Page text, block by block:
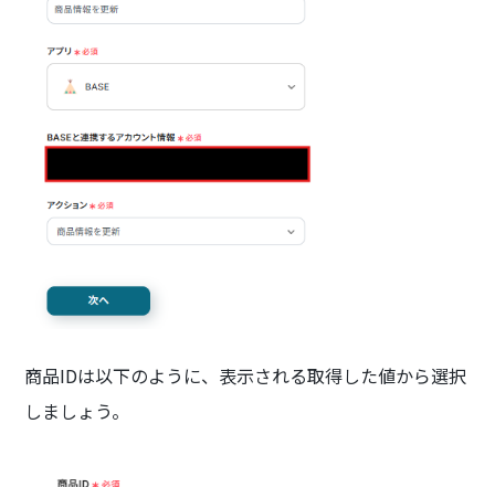
商品IDは以下のように、表示される取得した値から選択
しましょう。